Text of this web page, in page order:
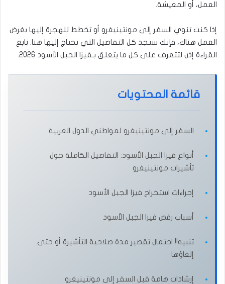
العمل، أو المعيشة.
إذا كنت تنوي السفر إلى مونتينيغرو أو تخطط للهجرة إليها بغرض
العمل هناك، فإنك ستجد كل التفاصيل التي تحتاج إليها هنا. تابع
القراءة إذن لتتعرف على كل ما يتعلق بـفيزا الجبل الأسود 2026.
قائمة المحتويات
السفر إلى مونتينيغرو لمواطني الدول العربية
أنواع فيزا الجبل الأسود: التفاصيل الكاملة حول
تأشيرات مونتينيغرو
إجراءات استخراج فيزا الجبل الأسود
أسباب رفض فيزا الجبل الأسود
تنبيه!! احتمال تقصير مدة صلاحية التأشيرة أو حتى
إلغاؤها
إرشادات هامة قبل السفر إلى مونتينيغرو